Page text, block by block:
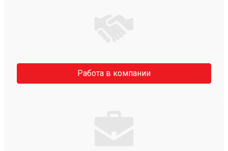
Работа в компании